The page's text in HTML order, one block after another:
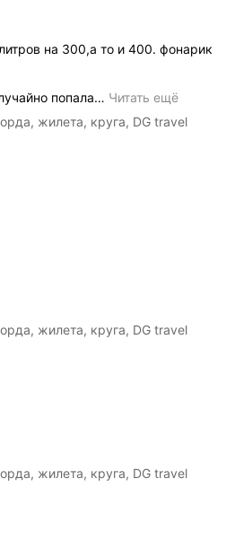
на 300,а то и 400. фонарик
попала… Читать ещё
жилета, круга, DG travel
жилета, круга, DG travel
жилета, круга, DG travel